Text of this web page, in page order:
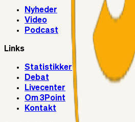
Nyheder
Video
Podcast
Links
Statistikker
Debat
Livecenter
Om 3Point
Kontakt